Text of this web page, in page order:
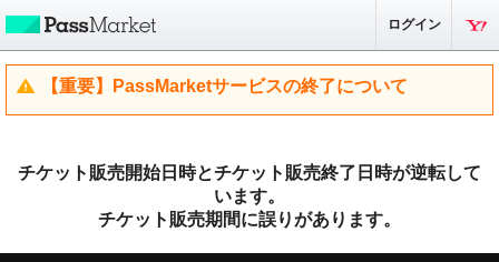
ログイン
【重要】PassMarketサービスの終了について
チケット販売開始日時とチケット販売終了日時が逆転して
います。
チケット販売期間に誤りがあります。